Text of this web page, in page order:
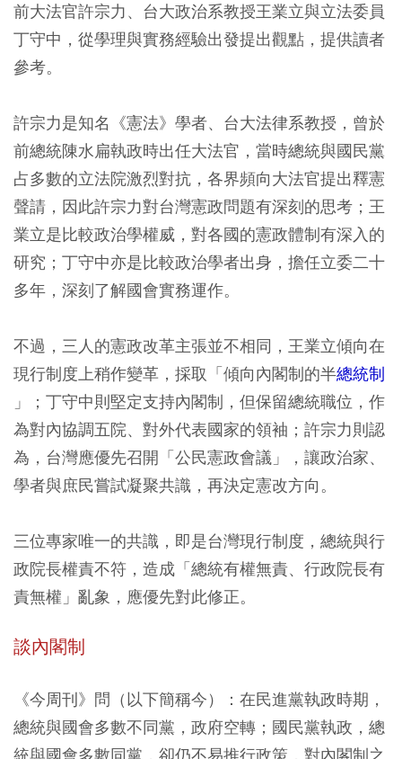
前大法官許宗力、台大政治系教授王業立與立法委員
丁守中，從學理與實務經驗出發提出觀點，提供讀者
參考。
許宗力是知名《憲法》學者、台大法律系教授，曾於
前總統陳水扁執政時出任大法官，當時總統與國民黨
占多數的立法院激烈對抗，各界頻向大法官提出釋憲
聲請，因此許宗力對台灣憲政問題有深刻的思考；王
業立是比較政治學權威，對各國的憲政體制有深入的
研究；丁守中亦是比較政治學者出身，擔任立委二十
多年，深刻了解國會實務運作。
不過，三人的憲政改革主張並不相同，王業立傾向在
現行制度上稍作變革，採取「傾向內閣制的半總統制
」；丁守中則堅定支持內閣制，但保留總統職位，作
為對內協調五院、對外代表國家的領袖；許宗力則認
為，台灣應優先召開「公民憲政會議」，讓政治家、
學者與庶民嘗試凝聚共識，再決定憲改方向。
三位專家唯一的共識，即是台灣現行制度，總統與行
政院長權責不符，造成「總統有權無責、行政院長有
責無權」亂象，應優先對此修正。
談內閣制
《今周刊》問（以下簡稱今）：在民進黨執政時期，
總統與國會多數不同黨，政府空轉；國民黨執政，總